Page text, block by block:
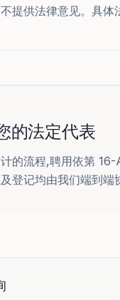
提供法律意见。具体
的法定代表
的流程,聘用依第 16-
登记均由我们端到端